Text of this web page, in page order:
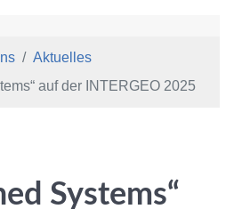
Aktuelles
auf der INTERGEO 2025
Systems“